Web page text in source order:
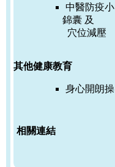
中醫防疫小
錦囊 及
穴位減壓
其他健康教育
身心開朗操
相關連結